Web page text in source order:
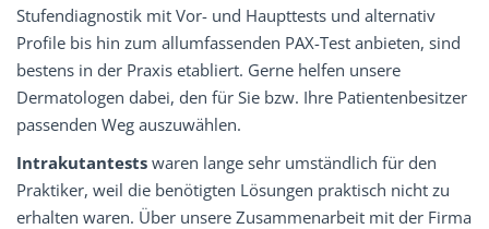
Stufendiagnostik mit Vor- und Haupttests und alternativ
Profile bis hin zum allumfassenden PAX-Test anbieten, sind
bestens in der Praxis etabliert. Gerne helfen unsere
Dermatologen dabei, den für Sie bzw. Ihre Patientenbesitzer
passenden Weg auszuwählen.
Intrakutantests waren lange sehr umständlich für den
Praktiker, weil die benötigten Lösungen praktisch nicht zu
erhalten waren. Über unsere Zusammenarbeit mit der Firma